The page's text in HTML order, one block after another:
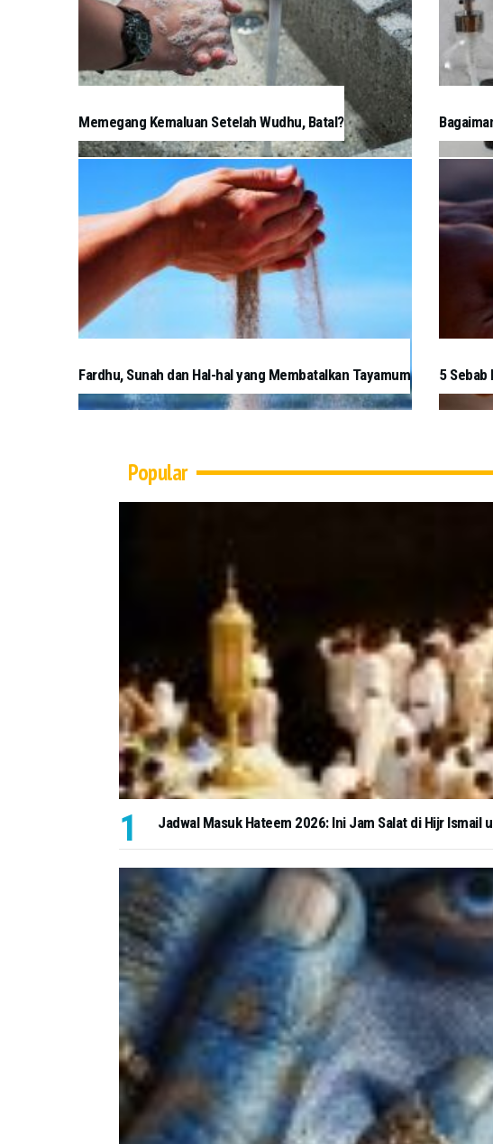
Memegang Kemaluan Setelah Wudhu, Batal?
Fardhu, Sunah dan Hal-hal yang Membatalkan Tayamum 5 Sebab
Popular
Jadwal Masuk Hateem 2026: Ini Jam Salat di Hijr Ismail